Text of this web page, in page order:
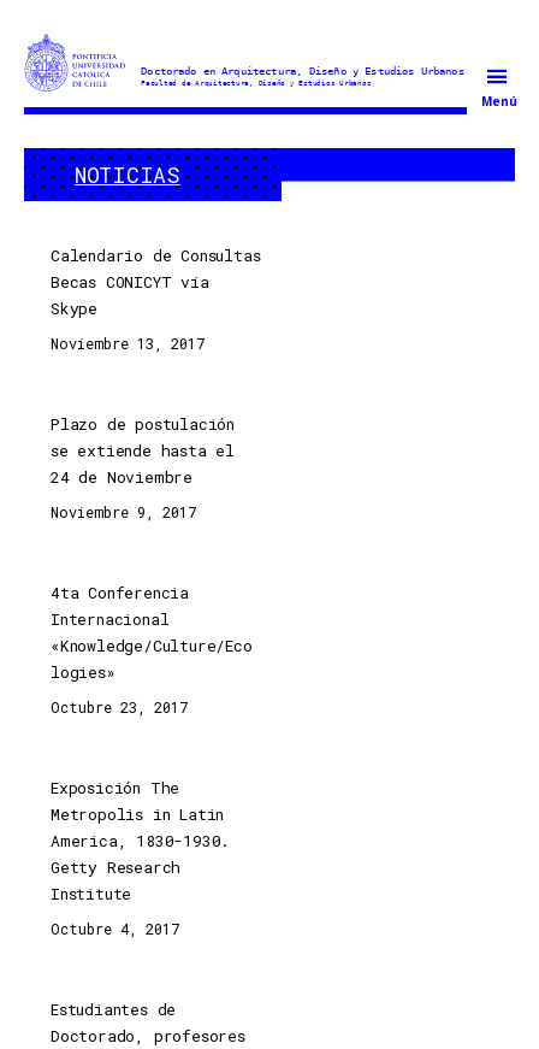
Doctorado
Arquitectura
y
Estudios
Menú
NOTICIAS
Calendario de Consultas
Becas CONICYT vía
Skype
Noviembre 13, 2017
Plazo de postulación
se extiende hasta el
24 de Noviembre
Noviembre 9, 2017
4ta Conferencia
Internacional
«Knowledge/Culture/Eco
logies»
Octubre 23, 2017
Exposición The
Metropolis in Latin
America, 1830-1930.
Getty Research
Institute
Octubre 4, 2017
Estudiantes de
Doctorado, profesores